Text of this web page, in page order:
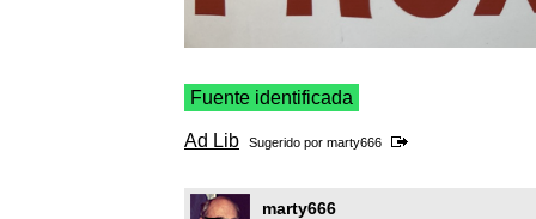
Fuente identificada
Ad Lib Sugerido por marty666
marty666